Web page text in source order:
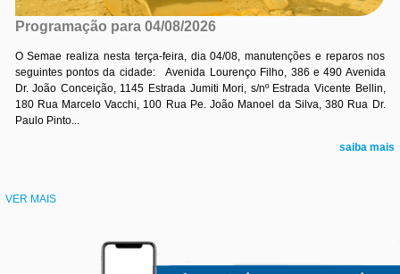
Programação para 04/08/2026
O Semae realiza nesta terça-feira, dia 04/08, manutenções e reparos nos
seguintes pontos da cidade: Avenida Lourenço Filho, 386 e 490 Avenida
Dr. João Conceição, 1145 Estrada Jumiti Mori, s/nº Estrada Vicente Bellin,
180 Rua Marcelo Vacchi, 100 Rua Pe. João Manoel da Silva, 380 Rua Dr.
Paulo Pinto...
saiba mais
VER MAIS